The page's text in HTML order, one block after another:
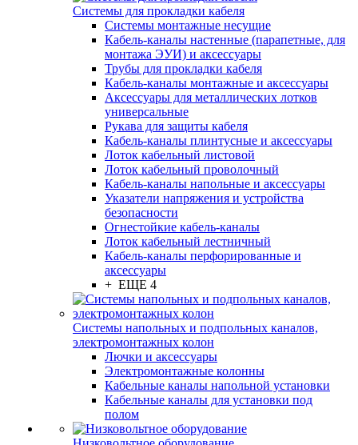
Системы для прокладки кабеля
Системы монтажные несущие
Кабель-каналы настенные (парапетные, для
монтажа ЭУИ) и аксессуары
Трубы для прокладки кабеля
Кабель-каналы монтажные и аксессуары
Аксессуары для металлических лотков
универсальные
Рукава для защиты кабеля
Кабель-каналы плинтусные и аксессуары
Лоток кабельный листовой
Лоток кабельный проволочный
Кабель-каналы напольные и аксессуары
Указатели напряжения и устройства
безопасности
Огнестойкие кабель-каналы
Лоток кабельный лестничный
Кабель-каналы перфорированные и
аксессуары
+ ЕЩЕ 4
Системы напольных и подпольных каналов,
электромонтажных колон
Лючки и аксессуары
Электромонтажные колонны
Кабельные каналы напольной установки
Кабельные каналы для установки под
полом